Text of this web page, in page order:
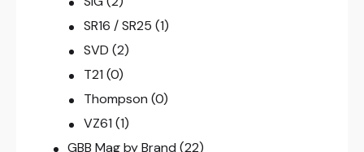
SR16 / SR25 (1)
SVD (2)
T21 (0)
Thompson (0)
VZ61 (1)
GBB Mag by Brand (22)